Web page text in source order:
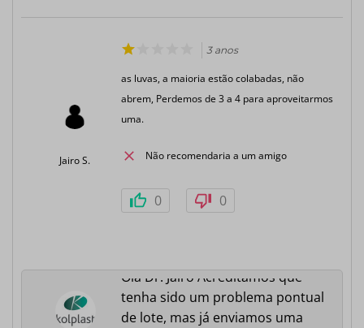
Jairo S.
3 anos
as luvas, a maioria estão colabadas, não
abrem, Perdemos de 3 a 4 para aproveitarmos
uma.
Não recomendaria a um amigo
0 0
Olá Dr. Jairo Acreditamos que
tenha sido um problema pontual
de lote, mas já enviamos uma